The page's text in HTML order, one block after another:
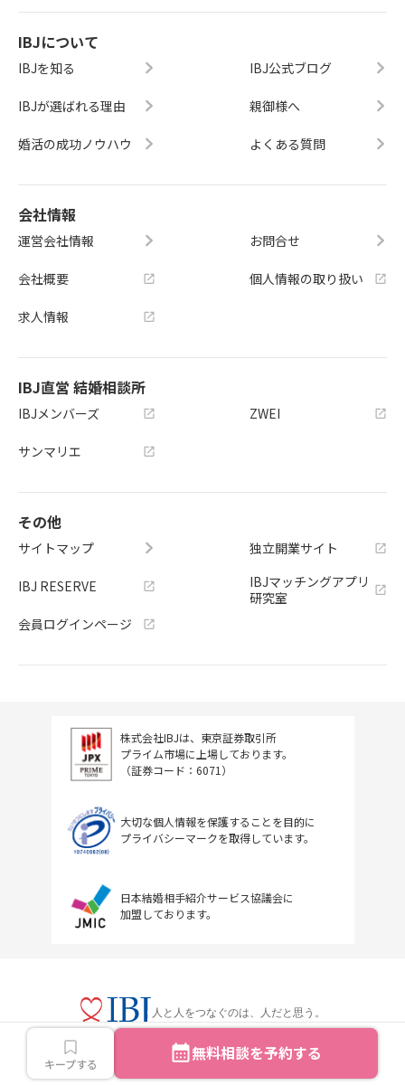
キープする 無料相談を予約する
IBJについて
IBJを知る
IBJが選ばれる理由
婚活の成功ノウハウ
IBJ公式ブログ
親御様へ
よくある質問
会社情報
運営会社情報
会社概要
求人情報
お問合せ
個人情報の取り扱い
IBJ直営 結婚相談所
IBJメンバーズ
サンマリエ
ZWEI
その他
サイトマップ
IBJ RESERVE
会員ログインページ
独立開業サイト
IBJマッチングアプリ
研究室
株式会社IBJは、東京証券取引所
プライム市場に上場しております。
（証券コード：6071）
大切な個人情報を保護することを目的に
プライバシーマークを取得しています。
日本結婚相手紹介サービス協議会に
加盟しております。
人と人をつなぐのは、人だと思う。